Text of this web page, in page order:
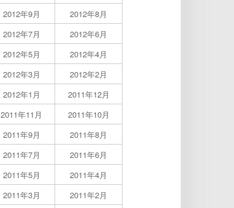
2012年9月
2012年8月
2012年7月
2012年6月
2012年5月
2012年4月
2012年3月
2012年2月
2012年1月
2011年12月
2011年11月
2011年10月
2011年9月
2011年8月
2011年7月
2011年6月
2011年5月
2011年4月
2011年3月
2011年2月